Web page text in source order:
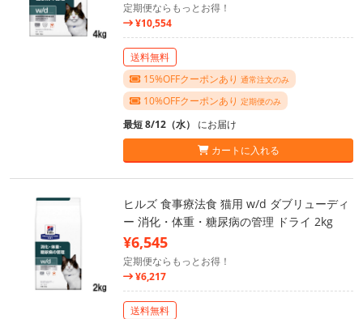
定期便ならもっとお得！
¥10,554
送料無料
15%OFFクーポンあり 通常注文のみ
10%OFFクーポンあり 定期便のみ
最短 8/12（水） にお届け
カートに入れる
ヒルズ 食事療法食 猫用 w/d ダブリューディ
ー 消化・体重・糖尿病の管理 ドライ 2kg
¥6,545
定期便ならもっとお得！
¥6,217
送料無料